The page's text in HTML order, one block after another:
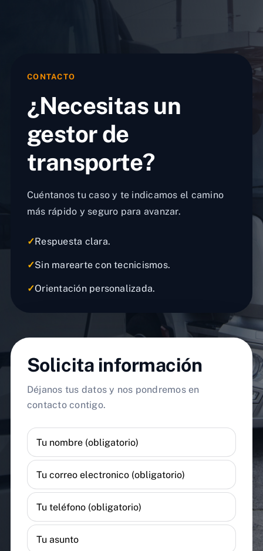
CONTACTO
¿Necesitas un
gestor de
transporte?
Cuéntanos tu caso y te indicamos el camino
más rápido y seguro para avanzar.
✓Respuesta clara.
✓Sin marearte con tecnicismos.
✓Orientación personalizada.
Solicita información
Déjanos tus datos y nos pondremos en
contacto contigo.